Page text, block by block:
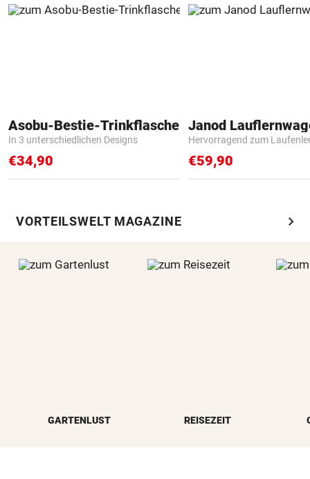
Asobu-Bestie-Trinkflasche
In 3 unterschiedlichen Designs
€34,90
Janod
Hervorragend zum
€59,90
VORTEILSWELT MAGAZINE chevron_right
GARTENLUST REISEZEIT